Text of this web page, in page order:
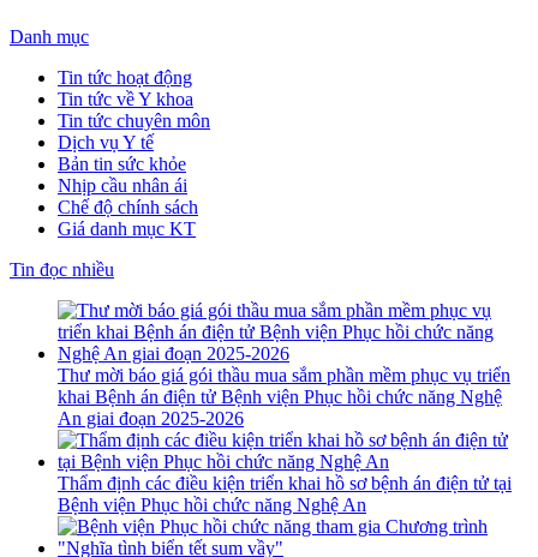
Danh mục
Tin tức hoạt động
Tin tức về Y khoa
Tin tức chuyên môn
Dịch vụ Y tế
Bản tin sức khỏe
Nhịp cầu nhân ái
Chế độ chính sách
Giá danh mục KT
Tin đọc nhiều
Thư mời báo giá gói thầu mua sắm phần mềm phục vụ triển
khai Bệnh án điện tử Bệnh viện Phục hồi chức năng Nghệ
An giai đoạn 2025-2026
Thẩm định các điều kiện triển khai hồ sơ bệnh án điện tử tại
Bệnh viện Phục hồi chức năng Nghệ An